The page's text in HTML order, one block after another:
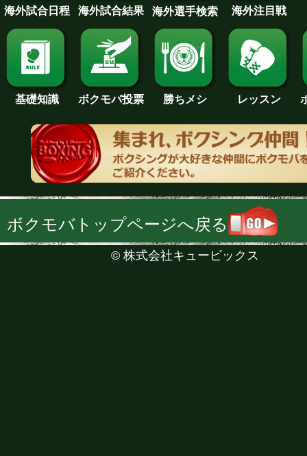
海外試合日程 海外試合結果 海外選手検索 海外注目戦
基礎知識 ボクモバ投票 勝ちメシ レッスン
ボクモバトップページへ戻る
© 株式会社キュービックス